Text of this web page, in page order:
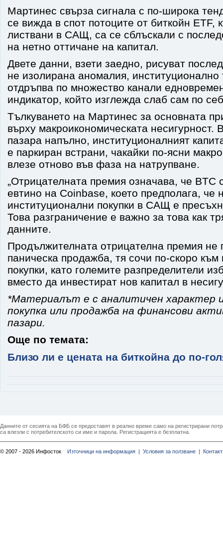
Мартинес свърза сигнала с по-широка
се вижда в спот потоците от биткойн ETF,
листвани в САЩ, са се сблъскали с
на нетно оттичане на капитал.
Двете данни, взети заедно, рисуват
не изолирана аномалия, институционално
отдръпва по множество канали
индикатор, който изглежда слаб сам по
Тълкуването на Мартинес за основната
върху макроикономическата несигурност.
пазара напълно, институционалният
е паркиран встрани, чакайки по-ясни
влезе отново във фаза на натрупване.
„Отрицателната премия означава, че BTC
евтино на Coinbase, което предполага, че
институционални покупки в САЩ е
Това разграничение е важно за това как
данните.
Продължителната отрицателна премия не
паническа продажба, тя сочи по-скоро към
покупки, като големите разпределители
вместо да инвестират нов капитал в
*Материалът е с аналитичен характер
покупка или продажба на финансови
пазари.
Още по темата:
Близо ли е цената на биткойна до по-
Данните от сесията на БФБ се предоставят в реално време само на регистрирани
са влезли с потребителското си име и парола. Регистрацията е безплатна.
© 2007 - 2026 Инфосток Източници на информация | Условия за ползване |